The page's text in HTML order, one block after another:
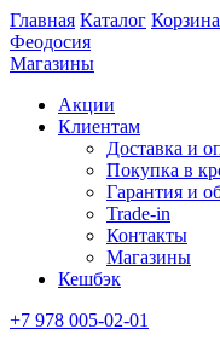
Главная Каталог Корзина
Феодосия
Магазины
Акции
Клиентам
Доставка и
Покупка в
Гарантия и
Trade-in
Контакты
Магазины
Кешбэк
+7 978 005-02-01